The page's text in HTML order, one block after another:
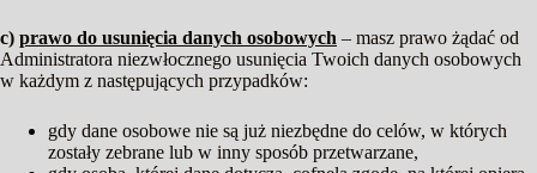
c) prawo do usunięcia danych osobowych – masz prawo żądać od
Administratora niezwłocznego usunięcia Twoich danych osobowych
w każdym z następujących przypadków:
gdy dane osobowe nie są już niezbędne do celów, w których
zostały zebrane lub w inny sposób przetwarzane,